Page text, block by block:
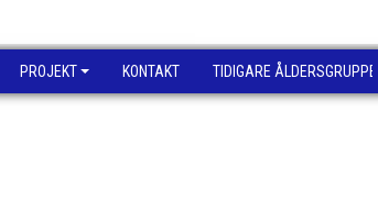
PROJEKT KONTAKT TIDIGARE ÅLDERSGRUPPER